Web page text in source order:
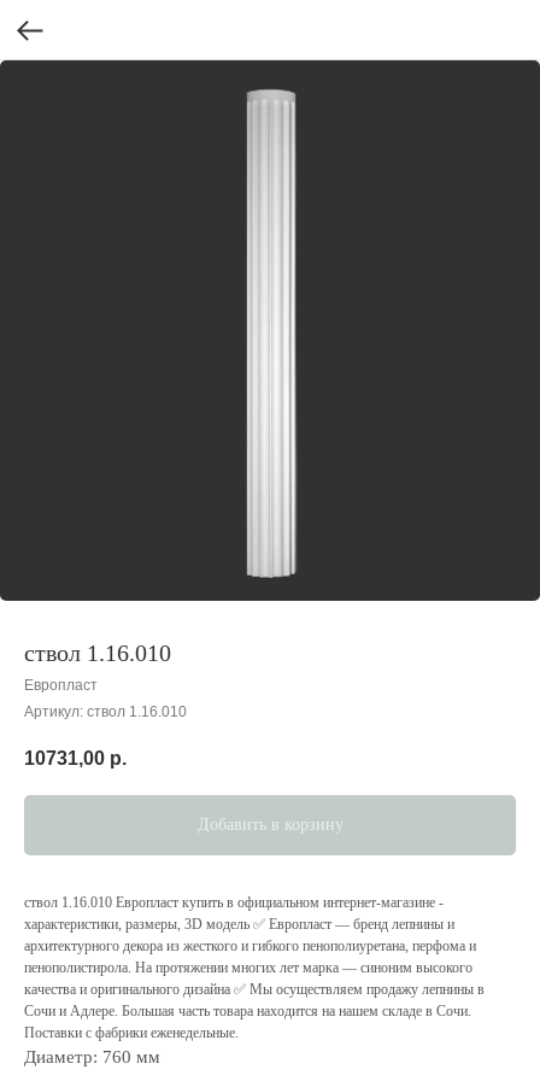
ствол 1.16.010
Европласт
Артикул: ствол 1.16.010
10731,00 р.
Добавить в корзину
ствол 1.16.010 Европласт купить в официальном интернет-магазине -
характеристики, размеры, 3D модель ✅ Европласт — бренд лепнины и
архитектурного декора из жесткого и гибкого пенополиуретана, перфома и
пенополистирола. На протяжении многих лет марка — cиноним высокого
качества и оригинального дизайна ✅ Мы осуществляем продажу лепнины в
Сочи и Адлере. Большая часть товара находится на нашем складе в Сочи.
Поставки с фабрики еженедельные.
Диаметр: 760 мм